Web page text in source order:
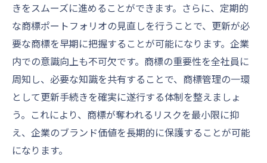
きをスムーズに進めることができます。さらに、定期的
な商標ポートフォリオの見直しを行うことで、更新が必
要な商標を早期に把握することが可能になります。企業
内での意識向上も不可欠です。商標の重要性を全社員に
周知し、必要な知識を共有することで、商標管理の一環
として更新手続きを確実に遂行する体制を整えましょ
う。これにより、商標が奪われるリスクを最小限に抑
え、企業のブランド価値を長期的に保護することが可能
になります。